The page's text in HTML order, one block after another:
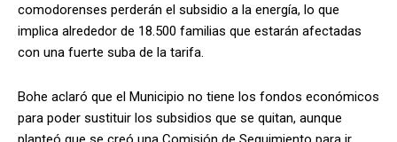
comodorenses perderán el subsidio a la energía, lo que
implica alrededor de 18.500 familias que estarán afectadas
con una fuerte suba de la tarifa.
Bohe aclaró que el Municipio no tiene los fondos económicos
para poder sustituir los subsidios que se quitan, aunque